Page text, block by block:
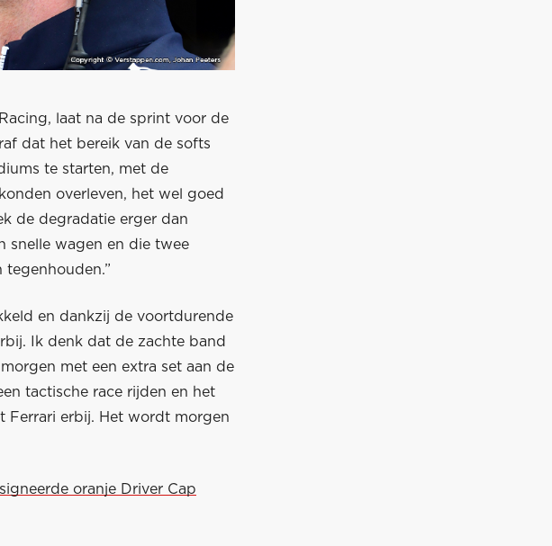
laat na de sprint voor de
dat het bereik van de softs
te starten, met de
overleven, het wel goed
de degradatie erger dan
snelle wagen en die twee
en dankzij de voortdurende
Ik denk dat de zachte band
met een extra set aan de
tactische race rijden en het
Ferrari erbij. Het wordt morgen
oranje Driver Cap